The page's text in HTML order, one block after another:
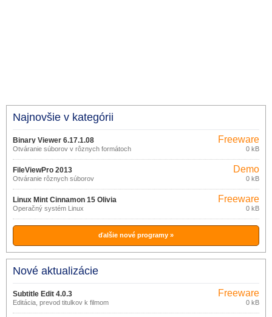
Najnovšie v kategórii
Binary Viewer 6.17.1.08
Otváranie súborov v rôznych formátoch
Freeware
0 kB
FileViewPro 2013
Otváranie rôznych súborov
Demo
0 kB
Linux Mint Cinnamon 15 Olivia
Operačný systém Linux
Freeware
0 kB
ďalšie nové programy »
Nové aktualizácie
Subtitle Edit 4.0.3
Editácia, prevod titulkov k filmom
Freeware
0 kB